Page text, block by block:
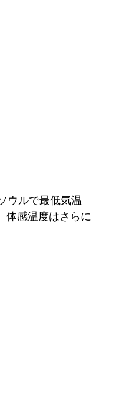
ウルで最低気温
体感温度はさらに